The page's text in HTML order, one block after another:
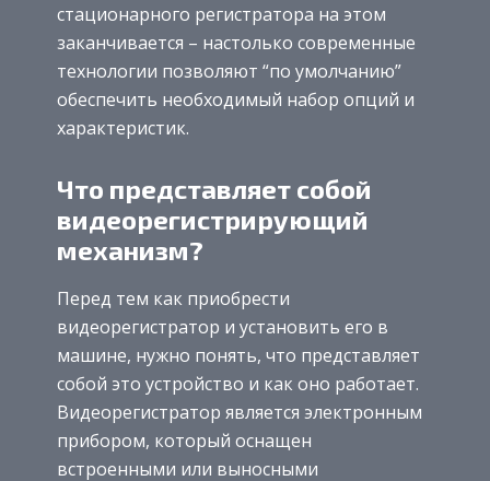
стационарного регистратора на этом
заканчивается – настолько современные
технологии позволяют “по умолчанию”
обеспечить необходимый набор опций и
характеристик.
Что представляет собой
видеорегистрирующий
механизм?
Перед тем как приобрести
видеорегистратор и установить его в
машине, нужно понять, что представляет
собой это устройство и как оно работает.
Видеорегистратор является электронным
прибором, который оснащен
встроенными или выносными